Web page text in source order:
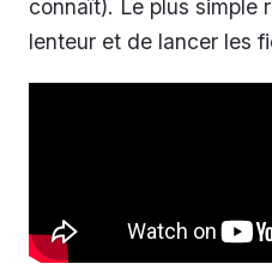
connaît). Le plus simple
lenteur et de lancer les